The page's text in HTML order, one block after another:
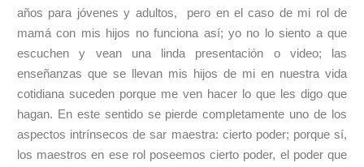
años para jóvenes y adultos, pero en el caso de mi rol de
mamá con mis hijos no funciona así; yo no lo siento a que
escuchen y vean una linda presentación o video; las
enseñanzas que se llevan mis hijos de mi en nuestra vida
cotidiana suceden porque me ven hacer lo que les digo que
hagan. En este sentido se pierde completamente uno de los
aspectos intrínsecos de sar maestra: cierto poder; porque sí,
los maestros en ese rol poseemos cierto poder, el poder que